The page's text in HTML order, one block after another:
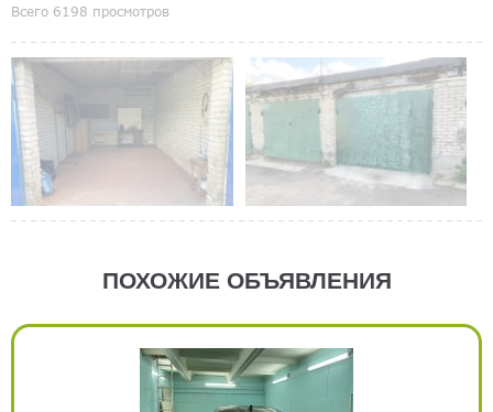
Всего 6198 просмотров
ПОХОЖИЕ ОБЪЯВЛЕНИЯ